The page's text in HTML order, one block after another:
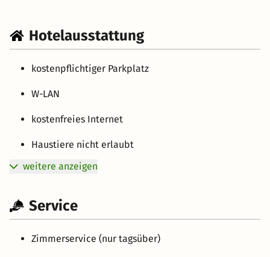
Hotelausstattung
kostenpflichtiger Parkplatz
W-LAN
kostenfreies Internet
Haustiere nicht erlaubt
weitere anzeigen
Service
Zimmerservice (nur tagsüber)